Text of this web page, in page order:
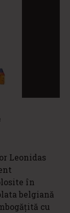
Leonidas
în
belgiană
cu